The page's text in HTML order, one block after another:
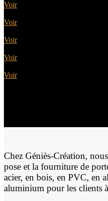
Voir
Voir
Voir
Voir
Voir
Chez Géniès-Création,
pose et la fourniture de
acier, en bois, en PVC, en
aluminium pour les clients